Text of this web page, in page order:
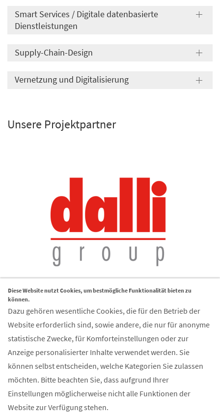
Smart Services / Digitale datenbasierte
Dienstleistungen
Supply-Chain-Design
Vernetzung und Digitalisierung
Unsere Projektpartner
Kontakt
FIR Aachen GmbH
Campus-Boulevard 55
52074 Aachen
Diese Website nutzt Cookies, um bestmögliche Funktionalität bieten zu
können.
Dazu gehören wesentliche Cookies, die für den Betrieb der
Website erforderlich sind, sowie andere, die nur für anonyme
statistische Zwecke, für Komforteinstellungen oder zur
Anzeige personalisierter Inhalte verwendet werden. Sie
können selbst entscheiden, welche Kategorien Sie zulassen
möchten. Bitte beachten Sie, dass aufgrund Ihrer
Einstellungen möglicherweise nicht alle Funktionen der
Website zur Verfügung stehen.